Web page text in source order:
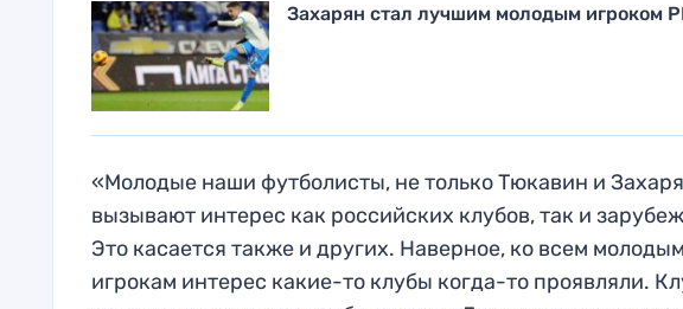
Захарян стал лучшим молодым игроком
«Молодые наши футболисты, не только Тюкавин и
вызывают интерес как российских клубов, так и
Это касается также и других. Наверное, ко всем
игрокам интерес какие-то клубы когда-то проявляли.